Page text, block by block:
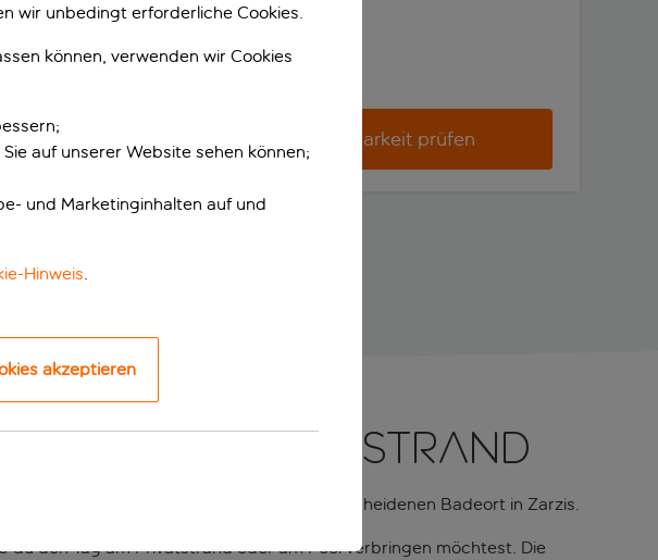
Verfügbarkeit prüfen
einem Privatstrand
Palmenhainen und Wegen in diesem bescheidenen Badeort in Zarzis.
den Tag am Privatstrand oder am Pool verbringen möchtest. Die
wir unbedingt erforderliche Cookies.
können, verwenden wir Cookies
auf unserer Website sehen können;
und Marketinginhalten auf und
Hinweis
akzeptieren